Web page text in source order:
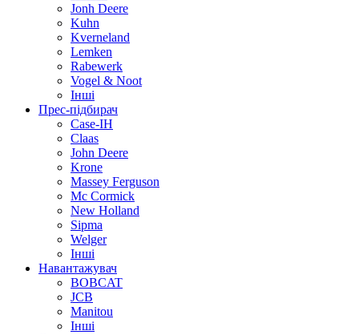
Jonh Deere
Kuhn
Kverneland
Lemken
Rabewerk
Vogel & Noot
Інші
Прес-підбирач
Case-IH
Claas
John Deere
Krone
Massey Ferguson
Mc Cormick
New Holland
Sipma
Welger
Інші
Навантажувач
BOBCAT
JCB
Manitou
Інші